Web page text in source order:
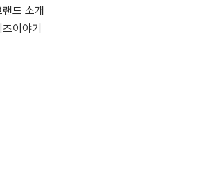
랜드 소개
즈이야기